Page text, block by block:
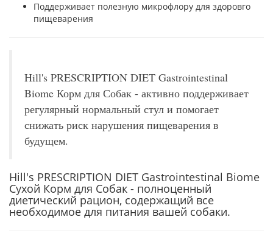
Поддерживает полезную микрофлору для здоровго
пищеварения
Hill's PRESCRIPTION DIET Gastrointestinal
Biome Корм для Собак - активно поддерживает
регулярный нормальный стул и помогает
снижать риск нарушения пищеварения в
будущем.
Hill's PRESCRIPTION DIET Gastrointestinal Biome
Сухой Корм для Собак - полноценный
диетический рацион, содержащий все
необходимое для питания вашей собаки.